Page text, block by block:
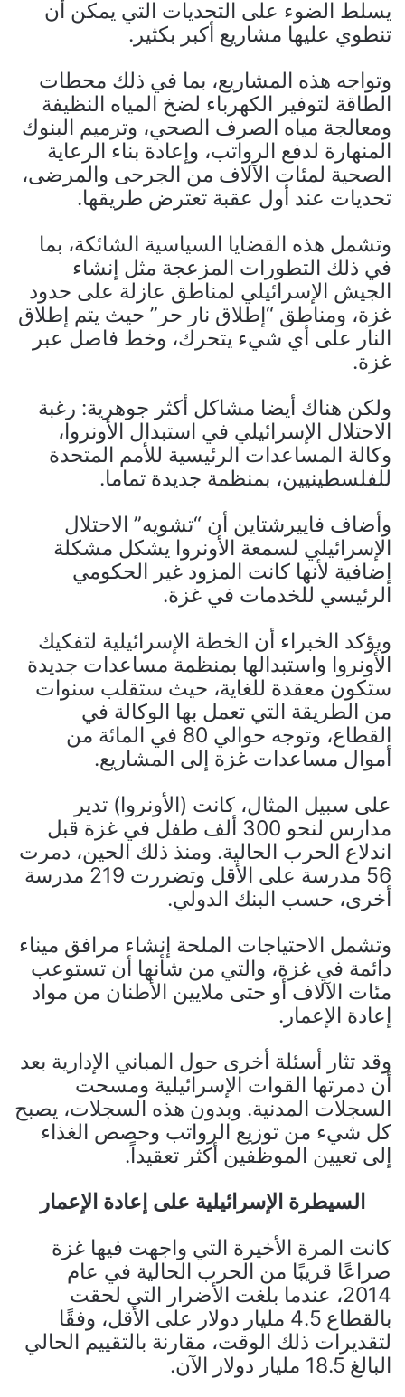
يسلط الضوء على التحديات التي يمكن أن
تنطوي عليها مشاريع أكبر بكثير.
وتواجه هذه المشاريع، بما في ذلك محطات
الطاقة لتوفير الكهرباء لضخ المياه النظيفة
ومعالجة مياه الصرف الصحي، وترميم البنوك
المنهارة لدفع الرواتب، وإعادة بناء الرعاية
الصحية لمئات الآلاف من الجرحى والمرضى،
تحديات عند أول عقبة تعترض طريقها.
وتشمل هذه القضايا السياسية الشائكة، بما
في ذلك التطورات المزعجة مثل إنشاء
الجيش الإسرائيلي لمناطق عازلة على حدود
غزة، ومناطق “إطلاق نار حر” حيث يتم إطلاق
النار على أي شيء يتحرك، وخط فاصل عبر
غزة.
ولكن هناك أيضا مشاكل أكثر جوهرية: رغبة
الاحتلال الإسرائيلي في استبدال الأونروا،
وكالة المساعدات الرئيسية للأمم المتحدة
للفلسطينيين، بمنظمة جديدة تماما.
وأضاف فاييرشتاين أن “تشويه” الاحتلال
الإسرائيلي لسمعة الأونروا يشكل مشكلة
إضافية لأنها كانت المزود غير الحكومي
الرئيسي للخدمات في غزة.
ويؤكد الخبراء أن الخطة الإسرائيلية لتفكيك
الأونروا واستبدالها بمنظمة مساعدات جديدة
ستكون معقدة للغاية، حيث ستقلب سنوات
من الطريقة التي تعمل بها الوكالة في
القطاع، وتوجه حوالي 80 في المائة من
أموال مساعدات غزة إلى المشاريع.
على سبيل المثال، كانت (الأونروا) تدير
مدارس لنحو 300 ألف طفل في غزة قبل
اندلاع الحرب الحالية. ومنذ ذلك الحين، دمرت
56 مدرسة على الأقل وتضررت 219 مدرسة
أخرى، حسب البنك الدولي.
وتشمل الاحتياجات الملحة إنشاء مرافق ميناء
دائمة في غزة، والتي من شأنها أن تستوعب
مئات الآلاف أو حتى ملايين الأطنان من مواد
إعادة الإعمار.
وقد تثار أسئلة أخرى حول المباني الإدارية بعد
أن دمرتها القوات الإسرائيلية ومسحت
السجلات المدنية. وبدون هذه السجلات، يصبح
كل شيء من توزيع الرواتب وحصص الغذاء
إلى تعيين الموظفين أكثر تعقيداً.
السيطرة الإسرائيلية على إعادة الإعمار
كانت المرة الأخيرة التي واجهت فيها غزة
صراعًا قريبًا من الحرب الحالية في عام
2014، عندما بلغت الأضرار التي لحقت
بالقطاع 4.5 مليار دولار على الأقل، وفقًا
لتقديرات ذلك الوقت، مقارنة بالتقييم الحالي
البالغ 18.5 مليار دولار الآن.